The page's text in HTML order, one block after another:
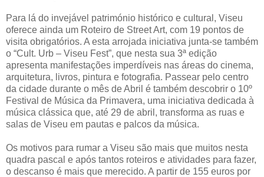
Para lá do invejável património histórico e cultural, Viseu
oferece ainda um Roteiro de Street Art, com 19 pontos de
visita obrigatórios. A esta arrojada iniciativa junta-se também
o “Cult. Urb – Viseu Fest”, que nesta sua 3ª edição
apresenta manifestações imperdíveis nas áreas do cinema,
arquitetura, livros, pintura e fotografia. Passear pelo centro
da cidade durante o mês de Abril é também descobrir o 10º
Festival de Música da Primavera, uma iniciativa dedicada à
música clássica que, até 29 de abril, transforma as ruas e
salas de Viseu em pautas e palcos da música.
Os motivos para rumar a Viseu são mais que muitos nesta
quadra pascal e após tantos roteiros e atividades para fazer,
o descanso é mais que merecido. A partir de 155 euros por